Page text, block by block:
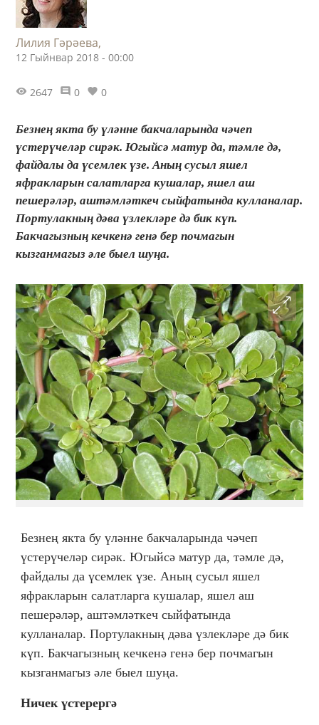
Лилия Гәрәева,
12 Гыйнвар 2018 - 00:00
2647 0 0
Безнең якта бу үләнне бакчаларында чәчеп
үстерүчеләр сирәк. Югыйсә матур да, тәмле дә,
файдалы да үсемлек үзе. Аның сусыл яшел
яфракларын салатларга кушалар, яшел аш
пешерәләр, аштәмләткеч сыйфатында кулланалар.
Портулакның дәва үзлекләре дә бик күп.
Бакчагызның кечкенә генә бер почмагын
кызганмагыз әле быел шуңа.
Безнең якта бу үләнне бакчаларында чәчеп
үстерүчеләр сирәк. Югыйсә матур да, тәмле дә,
файдалы да үсемлек үзе. Аның сусыл яшел
яфракларын салатларга кушалар, яшел аш
пешерәләр, аштәмләткеч сыйфатында
кулланалар. Портулакның дәва үзлекләре дә бик
күп. Бакчагызның кечкенә генә бер почмагын
кызганмагыз әле быел шуңа.
Ничек үстерергә